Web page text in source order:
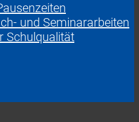
und Seminararbeiten
Schulqualität